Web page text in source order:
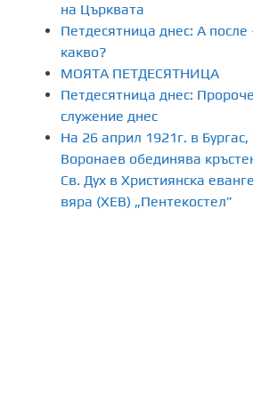
на Църквата
Петдесятница днес: А после
какво?
МОЯТА ПЕТДЕСЯТНИЦА
Петдесятница днес:
служение днес
На 26 април 1921г. в
Воронаев обединява
Св. Дух в Християнска
вяра (ХЕВ) „Пентекостел”